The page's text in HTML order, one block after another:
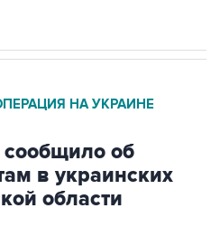
НА УКРАИНЕ
об
в украинских
области